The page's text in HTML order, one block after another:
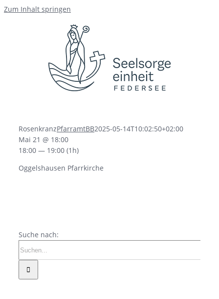
Zum Inhalt springen
RosenkranzPfarramtBB2025-05-14T10:02:50+02:00
Mai 21 @ 18:00
18:00 — 19:00 (1h)
Oggelshausen Pfarrkirche
Suche nach: